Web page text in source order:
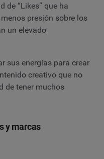
de “Likes” que ha
presión sobre los
un elevado
sus energías para crear
creativo que no
de tener muchos
y marcas